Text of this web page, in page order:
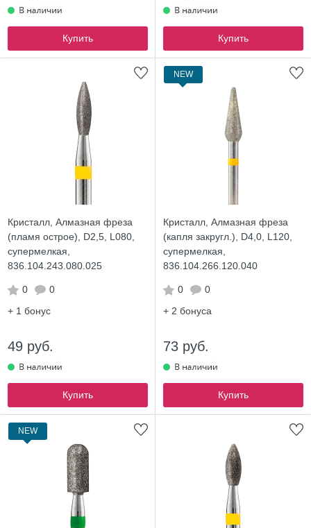
Купить Купить
Кристалл, Алмазная фреза
(пламя острое), D2,5, L080,
супермелкая,
836.104.243.080.025
0
0
+ 1 бонус
49 руб.
Купить
NEW
Кристалл, Алмазная фреза
(капля закругл.), D4,0, L120,
супермелкая,
836.104.266.120.040
0
0
+ 2 бонуса
73 руб.
Купить
NEW